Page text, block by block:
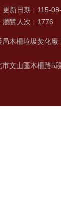
更新日期
115-
瀏覽人次
1776
木柵垃圾焚化
市文山區木柵路